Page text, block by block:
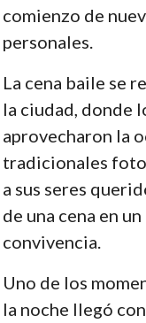
comienzo de
personales.
La cena baile se
la ciudad, donde
aprovecharon la
tradicionales
a sus seres
de una cena en
convivencia.
Uno de los
la noche llegó